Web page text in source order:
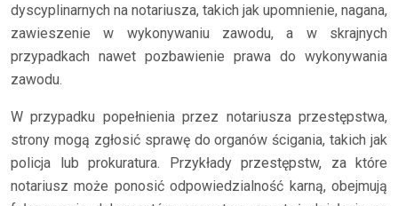
dyscyplinarnych na notariusza, takich jak upomnienie, nagana,
zawieszenie w wykonywaniu zawodu, a w skrajnych
przypadkach nawet pozbawienie prawa do wykonywania
zawodu.
W przypadku popełnienia przez notariusza przestępstwa,
strony mogą zgłosić sprawę do organów ścigania, takich jak
policja lub prokuratura. Przykłady przestępstw, za które
notariusz może ponosić odpowiedzialność karną, obejmują